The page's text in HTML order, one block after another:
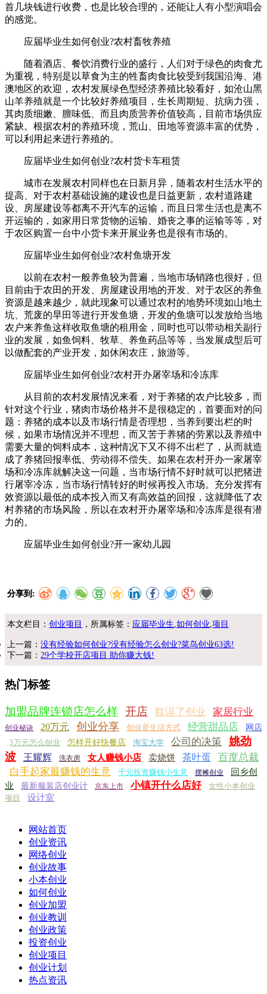
首几块钱进行收费，也是比较合理的，还能让人有小型演唱会
的感觉。
应届毕业生如何创业?农村畜牧养殖
随着酒店、餐饮消费行业的盛行，人们对于绿色的肉食尤
为重视，特别是以草食为主的牲畜肉食比较受到我国沿海、港
澳地区的欢迎，农村发展绿色型经济养殖比较看好，如沧山黑
山羊养殖就是一个比较好养殖项目，生长周期短、抗病力强，
其肉质细嫩、膻味低、而且肉质营养价值较高，目前市场供应
紧缺。根据农村的养殖环境，荒山、田地等资源丰富的优势，
可以利用起来进行养殖的。
应届毕业生如何创业?农村货卡车租赁
城市在发展农村同样也在日新月异，随着农村生活水平的
提高、对于农村基础设施的建设也是日益更新，农村道路建
设、房屋建设等都离不开汽车的运输，而且日常生活也是离不
开运输的，如家用日常货物的运输、婚丧之事的运输等等，对
于农区购置一台中小货卡来开展业务也是很有市场的。
应届毕业生如何创业?农村鱼塘开发
以前在农村一般养鱼较为普遍，当地市场销路也很好，但
目前由于农田的开发、房屋建设用地的开发、对于农区的养鱼
资源是越来越少，就此现象可以通过农村的地势环境如山地土
坑、荒废的旱田等进行开发鱼塘，开发的鱼塘可以发放给当地
农户来养鱼这样收取鱼塘的租用金，同时也可以带动相关副行
业的发展，如鱼饲料、牧草、养鱼药品等等，当发展成型后可
以做配套的产业开发，如休闲农庄，旅游等。
应届毕业生如何创业?农村开办屠宰场和冷冻库
从目前的农村发展情况来看，对于养猪的农户比较多，而
针对这个行业，猪肉市场价格并不是很稳定的，首要面对的问
题：养猪的成本以及市场行情是否理想，当养到要出栏的时
候，如果市场情况并不理想，而又苦于养猪的劳累以及养殖中
需要大量的饲料成本，这种情况下又不得不出栏了，从而就造
成了养猪回报率低、劳动得不偿失。如果在农村开办一家屠宰
场和冷冻库就解决这一问题，当市场行情不好时就可以把猪进
行屠宰冷冻，当市场行情转好的时候再投入市场。充分发挥有
效资源以最低的成本投入而又有高效益的回报，这就降低了农
村养猪的市场风险，所以在农村开办屠宰场和冷冻库是很有潜
力的。
应届毕业生如何创业?开一家幼儿园
分享到:
本文栏目：创业项目 ，所属标签： 应届毕业生 ,如何创业 ,项目
上一篇：没有经验如何创业?没有经验怎么创业?菜鸟创业63选!
下一篇： 29个学校开店项目 助你赚大钱!
热门标签
加盟品牌连锁店怎么样 开店 耽误了创业 家居行业
创业秘诀 20万元 创业分享 创业是生活方式 经营甜品店
网店
5万元怎么创业
怎样开好快餐店 淘宝大学 公司的决策
姚劲
波
王耀辉 洗衣房 女人赚钱小店 卖烧饼 茶叶蛋
百度总裁
白手起家最赚钱的生意
千元投资赚钱小生意 摆摊创业
回乡创
业
最新服装店创业计 京东上市 小镇开什么店好
女性小本创业
项目
设计室
网站首页
创业资讯
网络创业
创业故事
小本创业
如何创业
创业加盟
创业教训
创业政策
投资创业
创业项目
创业计划
热点资讯